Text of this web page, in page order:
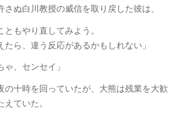
ぬ白川教授の威信を取り戻した彼は、
ともやり直してみよう。
ら、違う反応があるかもしれない」
ゃ、センセイ」
十時を回っていたが、大熊は残業を大歓
ていた。